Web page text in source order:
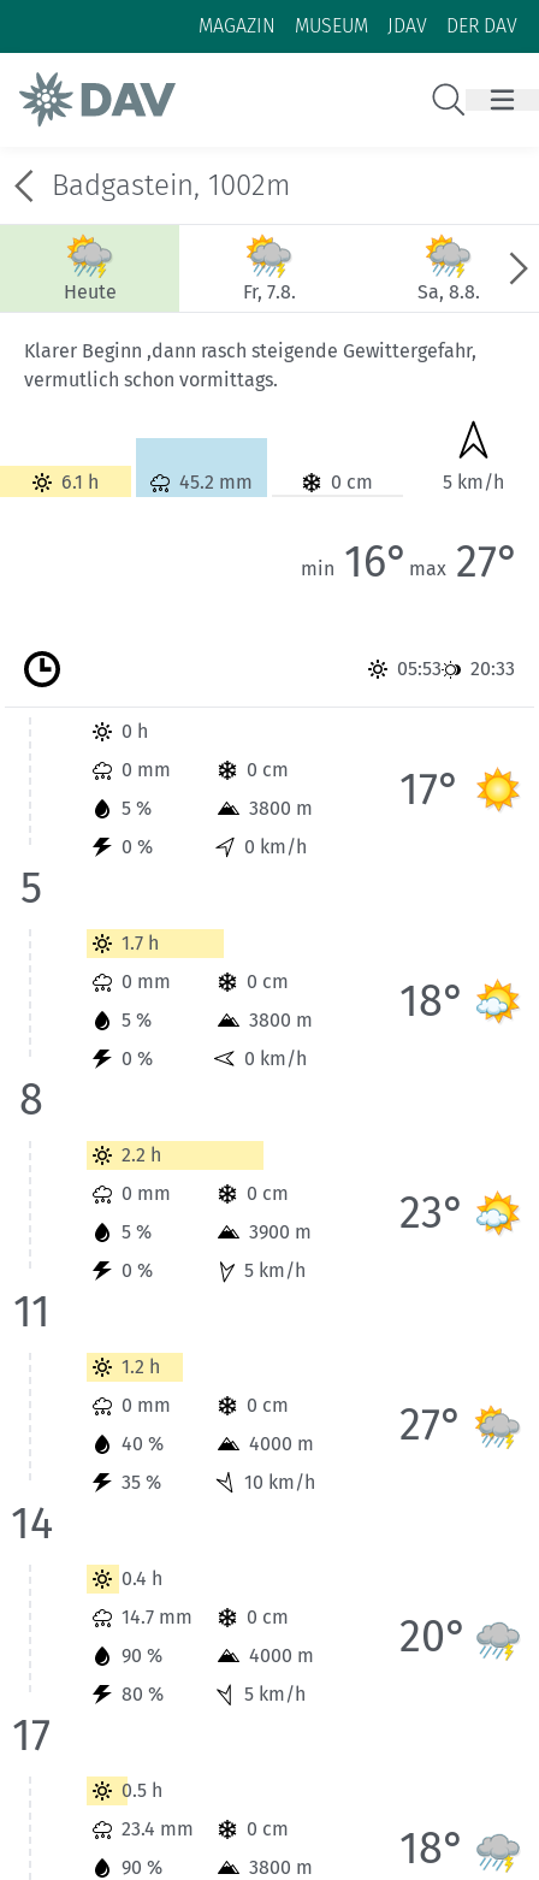
Zum Inhalt
Zur Footer-Navigation
MAGAZIN MUSEUM JDAV DER DAV
Badgastein, 1002m
Heute Fr, 7.8. Sa, 8.8.
Klarer Beginn ,dann rasch steigende Gewittergefahr,
vermutlich schon vormittags.
6.1 h 45.2 mm 0 cm 5 km/h
max 27°
min 16°
05:53 20:33
Wetterinformationen der Station Badgastein für Heute bis 5
5
0 h
0 mm
0 cm
0 %
5 %
3800 m
0 km/h
17°
Wetterinformationen der Station Badgastein für Heute bis 8
8
1.7 h
0 mm
0 cm
0 %
5 %
3800 m
0 km/h
18°
Wetterinformationen der Station Badgastein für Heute bis 11
11
2.2 h
0 mm
0 cm
0 %
5 %
3900 m
5 km/h
23°
Wetterinformationen der Station Badgastein für Heute bis 14
14
1.2 h
0 mm
0 cm
35 %
40 %
4000 m
10 km/h
27°
Wetterinformationen der Station Badgastein für Heute bis 17
17
0.4 h
14.7 mm
0 cm
80 %
90 %
4000 m
5 km/h
20°
Wetterinformationen der Station Badgastein für Heute bis
0.5 h
23.4 mm
0 cm
90 %
3800 m
18°